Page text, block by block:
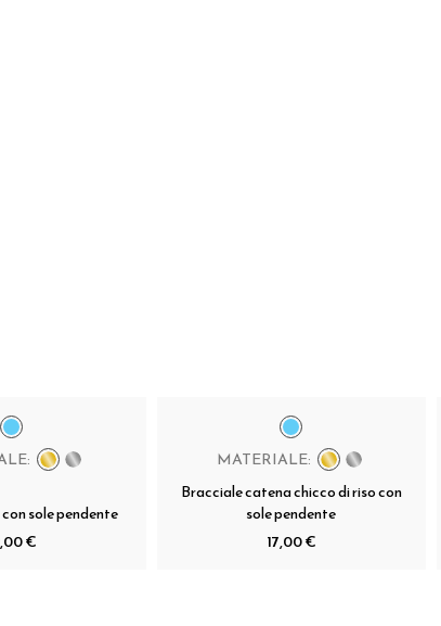
sole pendente
€
MATERIALE:
Bracciale catena chicco di riso con
sole pendente
17,00 €